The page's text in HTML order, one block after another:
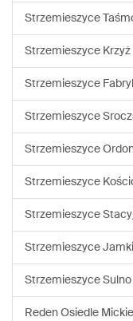
Strzemieszyce
Strzemieszyce Krzyż
Strzemieszyce
Strzemieszyce
Strzemieszyce
Strzemieszyce
Strzemieszyce
Strzemieszyce Jamki
Strzemieszyce Sulno
Reden Osiedle